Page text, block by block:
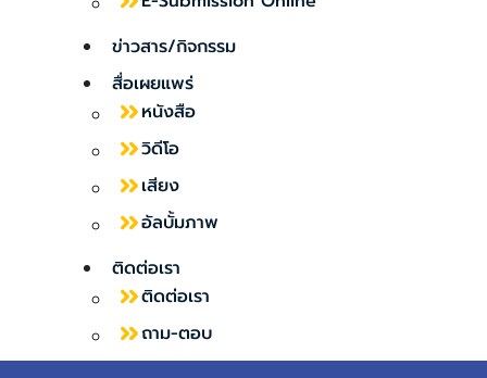
ข่าวสาร/กิจกรรม
สื่อเผยแพร่
หนังสือ
วิดีโอ
เสียง
อัลบั้มภาพ
ติดต่อเรา
ติดต่อเรา
ถาม-ตอบ